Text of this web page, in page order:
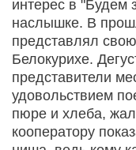
интерес в "Будем
наслышке. В
представлял
Белокурихе.
представители
удовольствием
пюре и хлеба,
кооператору